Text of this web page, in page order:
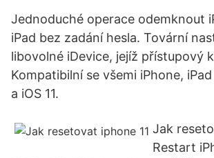
Jednoduché operace odemknout
iPad bez zadání hesla. Tovární
libovolné iDevice, jejíž přístupový
Kompatibilní se všemi iPhone,
a iOS 11.
Jak
Restart